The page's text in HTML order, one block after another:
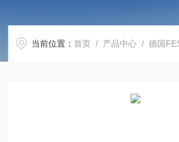
当前位置：首页 / 产品中心 /德国